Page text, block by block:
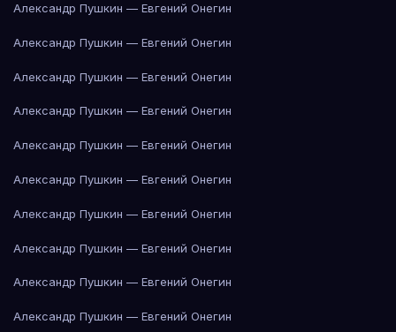
Александр Пушкин — Евгений Онегин
Александр Пушкин — Евгений Онегин
Александр Пушкин — Евгений Онегин
Александр Пушкин — Евгений Онегин
Александр Пушкин — Евгений Онегин
Александр Пушкин — Евгений Онегин
Александр Пушкин — Евгений Онегин
Александр Пушкин — Евгений Онегин
Александр Пушкин — Евгений Онегин
Александр Пушкин — Евгений Онегин